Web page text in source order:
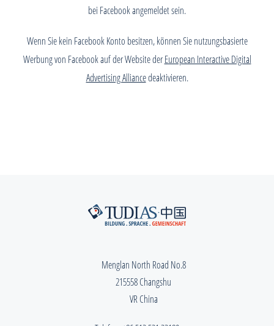
bei Facebook angemeldet sein.
Wenn Sie kein Facebook Konto besitzen, können Sie nutzungsbasierte
Werbung von Facebook auf der Website derEuropean Interactive Digital
Advertising Alliancedeaktivieren.
Menglan North Road No.8
215558 Changshu
VR China